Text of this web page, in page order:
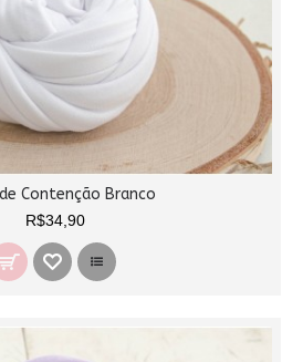
Contenção Branco
R$34,90